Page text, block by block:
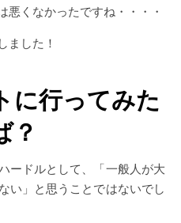
悪くなかったですね・・・・
ました！
に行ってみた
？
ードルとして、「一般人が大
い」と思うことではないでし